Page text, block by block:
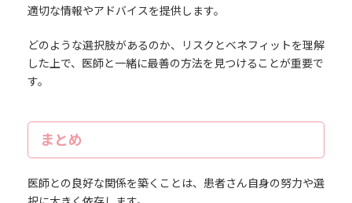
適切な情報やアドバイスを提供します。
どのような選択肢があるのか、リスクとベネフィットを理解
した上で、医師と一緒に最善の方法を見つけることが重要で
す。
まとめ
医師との良好な関係を築くことは、患者さん自身の努力や選